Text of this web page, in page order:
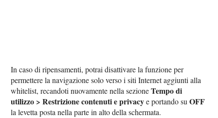
In caso di ripensamenti, potrai disattivare la funzione per
permettere la navigazione solo verso i siti Internet aggiunti alla
whitelist, recandoti nuovamente nella sezioneTempo di
utilizzo > Restrizione contenuti e privacye portando suOFF
la levetta posta nella parte in alto della schermata.